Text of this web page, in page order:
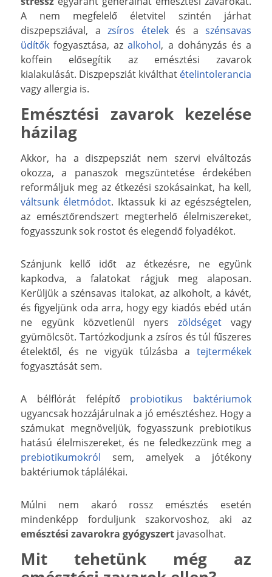
A nem megfelelő életvitel szintén járhat
diszpepsziával, a zsíros ételekés a szénsavas
üdítők fogyasztása, azalkohol, a dohányzás és a
koffein elősegítik az emésztési zavarok
kialakulását. Diszpepsziát kiválthat ételintolerancia
vagy allergia is.
Emésztési zavarok kezelése
házilag
Akkor, ha a diszpepsziát nem szervi elváltozás
okozza, a panaszok megszüntetése érdekében
reformáljuk meg az étkezési szokásainkat, ha kell,
váltsunk életmódot. Iktassuk ki az egészségtelen,
az emésztőrendszert megterhelő élelmiszereket,
fogyasszunk sok rostot és elegendő folyadékot.
Szánjunk kellő időt az étkezésre, ne együnk
kapkodva, a falatokat rágjuk meg alaposan.
Kerüljük a szénsavas italokat, az alkoholt, a kávét,
és figyeljünk oda arra, hogy egy kiadós ebéd után
ne együnk közvetlenül nyerszöldséget vagy
gyümölcsöt. Tartózkodjunk a zsíros és túl fűszeres
ételektől, és ne vigyük túlzásba a tejtermékek
fogyasztását sem.
A bélflórát felépítő probiotikus baktériumok
ugyancsak hozzájárulnak a jó emésztéshez. Hogy a
számukat megnöveljük, fogyasszunk prebiotikus
hatású élelmiszereket, és ne feledkezzünk meg a
prebiotikumokról sem, amelyek a jótékony
baktériumok táplálékai.
Múlni nem akaró rossz emésztés esetén
mindenképp forduljunk szakorvoshoz, aki az
emésztési zavarokra gyógyszert javasolhat.
Mit tehetünk még az